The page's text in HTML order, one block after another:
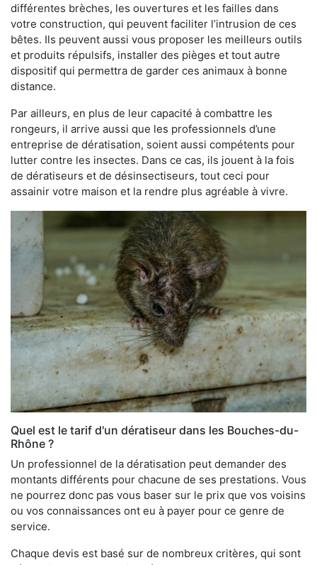
différentes brèches, les ouvertures et les failles dans
votre construction, qui peuvent faciliter l’intrusion de ces
bêtes. Ils peuvent aussi vous proposer les meilleurs outils
et produits répulsifs, installer des pièges et tout autre
dispositif qui permettra de garder ces animaux à bonne
distance.
Par ailleurs, en plus de leur capacité à combattre les
rongeurs, il arrive aussi que les professionnels d’une
entreprise de dératisation, soient aussi compétents pour
lutter contre les insectes. Dans ce cas, ils jouent à la fois
de dératiseurs et de désinsectiseurs, tout ceci pour
assainir votre maison et la rendre plus agréable à vivre.
Quel est le tarif d'un dératiseur dans les Bouches-du-
Rhône ?
Un professionnel de la dératisation peut demander des
montants différents pour chacune de ses prestations. Vous
ne pourrez donc pas vous baser sur le prix que vos voisins
ou vos connaissances ont eu à payer pour ce genre de
service.
Chaque devis est basé sur de nombreux critères, qui sont